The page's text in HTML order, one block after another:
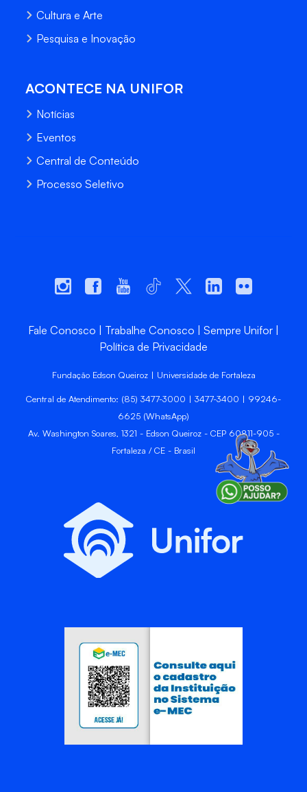
Cultura e Arte
Pesquisa e Inovação
ACONTECE NA UNIFOR
Notícias
Eventos
Central de Conteúdo
Processo Seletivo
Fale Conosco Trabalhe Conosco
Sempre Unifor
Política de Privacidade
Fundação Edson Queiroz | Universidade de Fortaleza
Central de Atendimento: (85) 3477-3000 | 3477-3400 | 99246-
6625 (WhatsApp)
Av. Washington Soares, 1321 - Edson Queiroz - CEP 60811-905 -
Fortaleza / CE - Brasil